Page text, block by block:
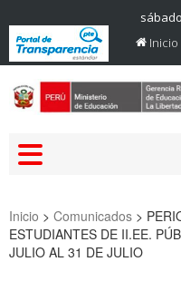
Inicio
Inicio > Comunicados >
ESTUDIANTES DE II.EE.
JULIO AL 31 DE JULIO